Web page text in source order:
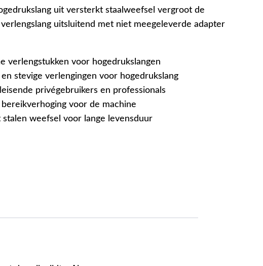
uit versterkt staalweefsel vergroot de
uitsluitend met niet meegeleverde adapter
verlengstukken voor hogedrukslangen
en stevige verlengingen voor hogedrukslang
privégebruikers en professionals
bereikverhoging voor de machine
weefsel voor lange levensduur